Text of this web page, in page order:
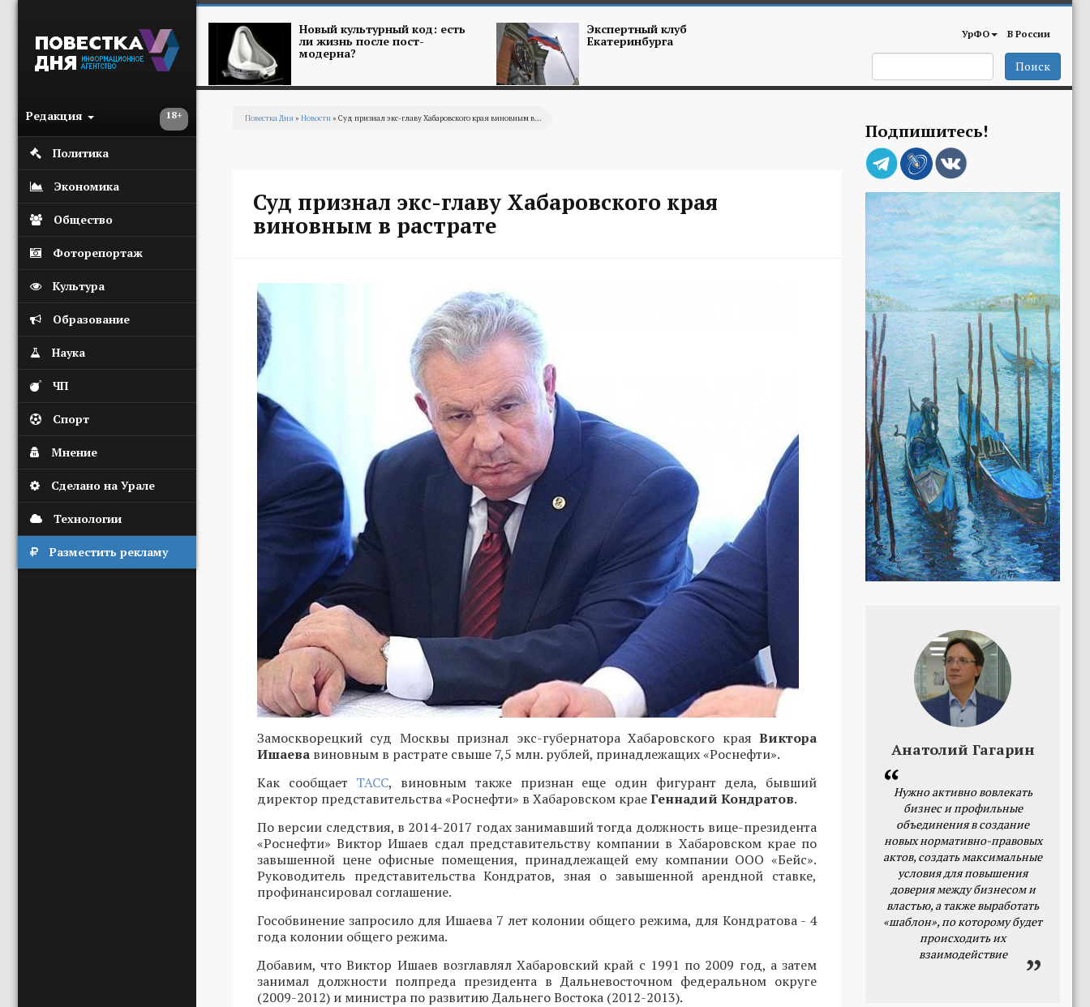
18+
Редакция
Политика
Экономика
Общество
Фоторепортаж
Культура
Образование
Наука
ЧП
Спорт
Мнение
Сделано на Урале
Технологии
Разместить рекламу
Новый культурный код: есть
ли жизнь после пост-
модерна?
Экспертный клуб
Екатеринбурга УрФО В России
Поиск
Повестка Дня» Новости» Суд признал экс-главу Хабаровского края виновным в...
Суд признал экс-главу Хабаровского края
виновным в растрате
Замоскворецкий суд Москвы признал экс-губернатора Хабаровского края Виктора
Ишаева виновным в растрате свыше 7,5 млн. рублей, принадлежащих «Роснефти».
Как сообщает ТАСС, виновным также признан еще один фигурант дела, бывший
директор представительства «Роснефти» в Хабаровском краеГеннадий Кондратов.
По версии следствия, в 2014-2017 годах занимавший тогда должность вице-президента
«Роснефти» Виктор Ишаев сдал представительству компании в Хабаровском крае по
завышенной цене офисные помещения, принадлежащей ему компании ООО «Бейс».
Руководитель представительства Кондратов, зная о завышенной арендной ставке,
профинансировал соглашение.
Гособвинение запросило для Ишаева 7 лет колонии общего режима, для Кондратова - 4
года колонии общего режима.
Добавим, что Виктор Ишаев возглавлял Хабаровский край с 1991 по 2009 год, а затем
занимал должности полпреда президента в Дальневосточном федеральном округе
(2009-2012) и министра по развитию Дальнего Востока (2012-2013).
Подпишитесь!
Анатолий Гагарин
Нужно активно вовлекать
бизнес и профильные
объединения в создание
новых нормативно-правовых
актов, создать максимальные
условия для повышения
доверия между бизнесом и
властью, а также выработать
«шаблон», по которому будет
происходить их
взаимодействие